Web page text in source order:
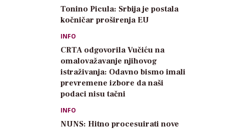
Tonino Picula: Srbija je postala
kočničar proširenja EU
INFO
CRTA odgovorila Vučiću na
omalovažavanje njihovog
istraživanja: Odavno bismo imali
prevremene izbore da naši
podaci nisu tačni
INFO
NUNS: Hitno procesuirati nove